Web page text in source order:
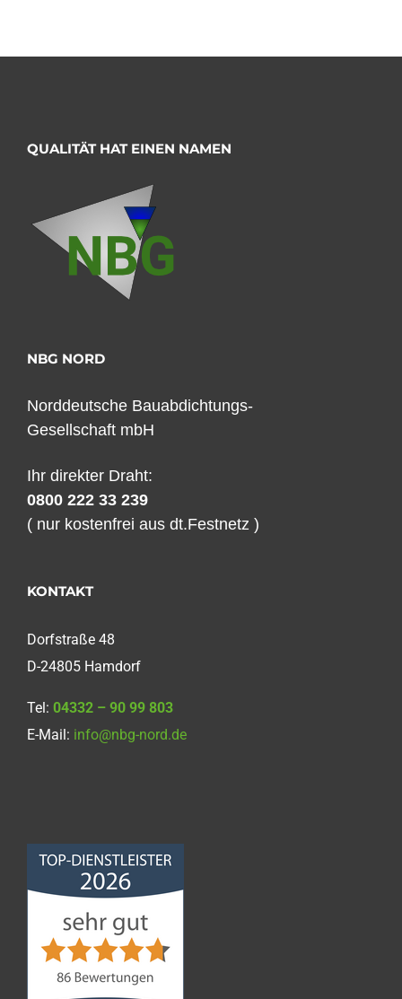
QUALITÄT HAT EINEN NAMEN
NBG NORD
Norddeutsche Bauabdichtungs-
Gesellschaft mbH
Ihr direkter Draht:
0800 222 33 239
( nur kostenfrei aus dt.Festnetz )
KONTAKT
Dorfstraße 48
D-24805 Hamdorf
Tel: 04332 – 90 99 803
E-Mail: info@nbg-nord.de
Norddeutsche
Bauabdichtungsgesellschaft
mbH
von 5
86Bewertungen